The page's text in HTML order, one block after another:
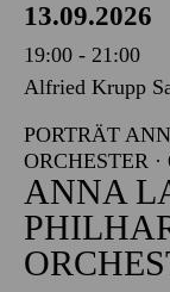
13.09.2026
19:00 - 21:00
Alfried Krupp
PORTRÄT
RCHESTER ·
ANNA